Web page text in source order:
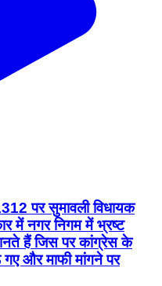
पर सुमावली विधायक
में नगर निगम में भ्रष्ट
हैं जिस पर कांग्रेस के
गए और माफी मांगने पर